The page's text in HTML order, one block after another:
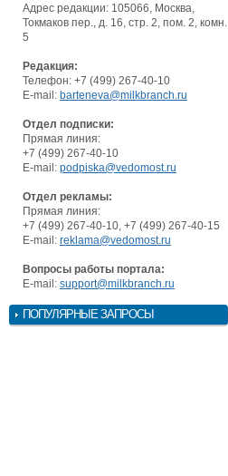
Адрес редакции: 105066, Москва,
Токмаков пер., д. 16, стр. 2, пом. 2, комн.
5
Редакция:
Телефон: +7 (499) 267-40-10
E-mail: barteneva@milkbranch.ru
Отдел подписки:
Прямая линия:
+7 (499) 267-40-10
E-mail: podpiska@vedomost.ru
Отдел рекламы:
Прямая линия:
+7 (499) 267-40-10, +7 (499) 267-40-15
E-mail: reklama@vedomost.ru
Вопросы работы портала:
E-mail: support@milkbranch.ru
ПОПУЛЯРНЫЕ ЗАПРОСЫ